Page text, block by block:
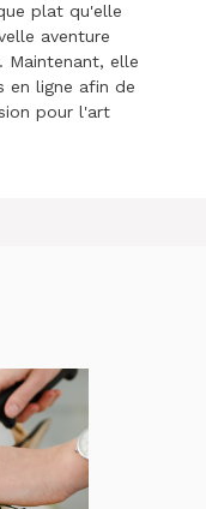
plat qu'elle
aventure
Maintenant, elle
en ligne afin de
pour l'art